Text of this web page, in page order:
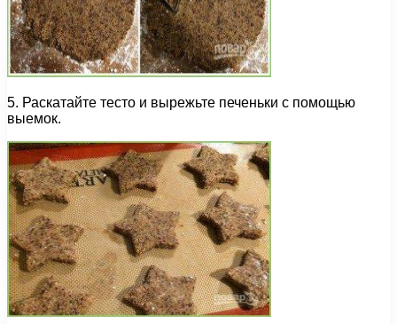
5. Раскатайте тесто и вырежьте печеньки с помощью
выемок.